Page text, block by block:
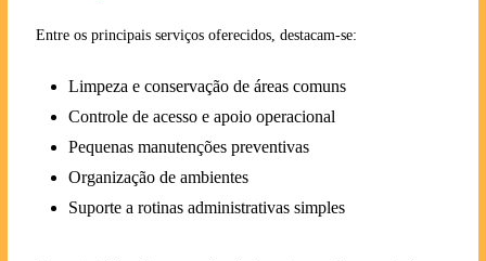
Entre os principais serviços oferecidos, destacam-se:
Limpeza e conservação de áreas comuns
Controle de acesso e apoio operacional
Pequenas manutenções preventivas
Organização de ambientes
Suporte a rotinas administrativas simples